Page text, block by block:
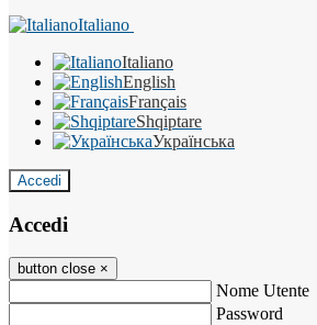
Italiano
Italiano
English
Français
Shqiptare
Українська
Accedi
Accedi
button close ×
Nome Utente
Password